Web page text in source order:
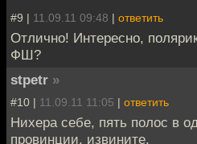
#9 | 11.09.11 09:48 | ответить
Отлично! Интересно,
ФШ?
stpetr »
#10 | 11.09.11 11:05 | ответить
Нихера себе, пять полос в
провинции, извините.